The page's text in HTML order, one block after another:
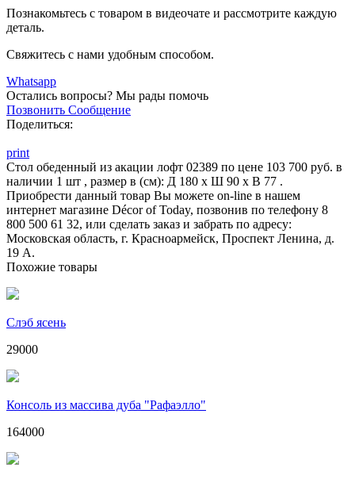
Познакомьтесь с товаром в видеочате и рассмотрите каждую
деталь.
Свяжитесь с нами удобным способом.
Whatsapp
Остались вопросы? Мы рады помочь
Позвонить Сообщение
Поделиться:
print
Стол обеденный из акации лофт 02389 по цене 103 700 руб. в
наличии 1 шт , размер в (см): Д 180 x Ш 90 x В 77 .
Приобрести данный товар Вы можете on-line в нашем
интернет магазине Décor of Today, позвонив по телефону 8
800 500 61 32, или сделать заказ и забрать по адресу:
Московская область, г. Красноармейск, Проспект Ленина, д.
19 А.
Похожие товары
Слэб ясень
29000
Консоль из массива дуба "Рафаэлло"
164000